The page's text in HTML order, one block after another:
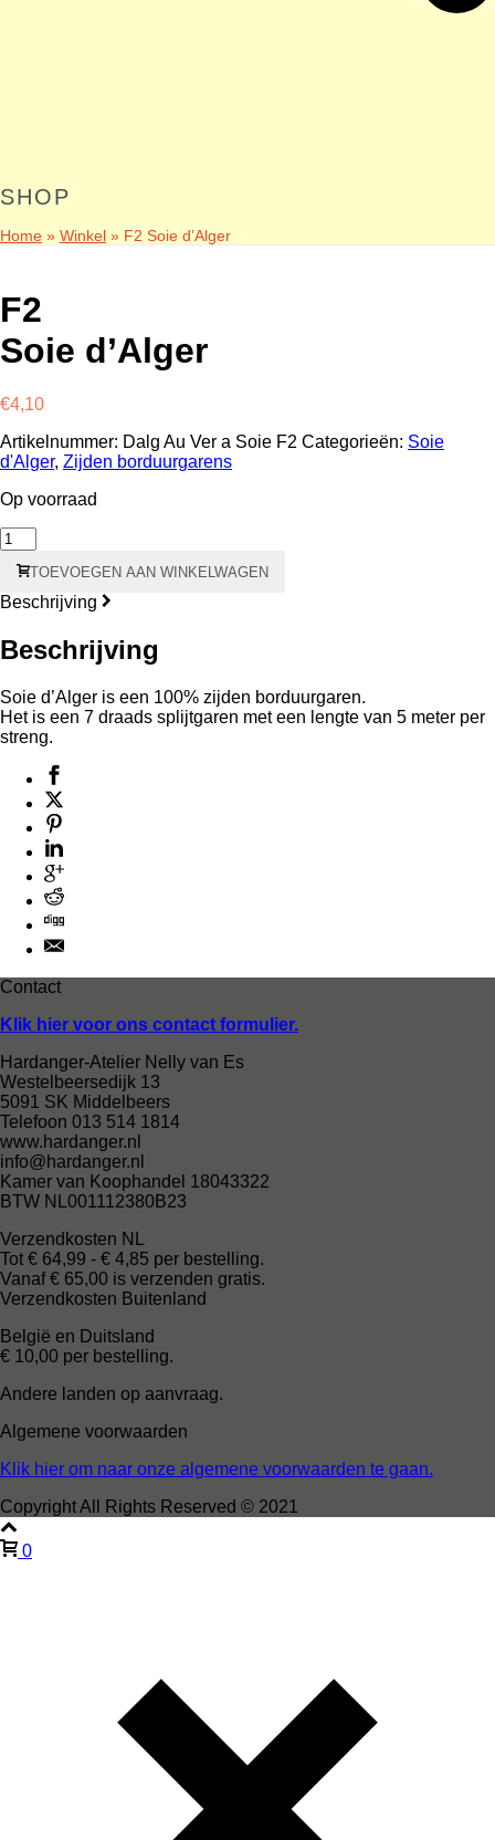
SHOP
Home » Winkel » F2 Soie d’Alger
F2
Soie d’Alger
€4,10
Artikelnummer: Dalg Au Ver a Soie F2 Categorieën: Soie
d'Alger, Zijden borduurgarens
Op voorraad
F2
Soie
d'Alger
aantal
TOEVOEGEN AAN WINKELWAGEN
Beschrijving
Beschrijving
Soie d’Alger is een 100% zijden borduurgaren.
Het is een 7 draads splijtgaren met een lengte van 5 meter per
streng.
Contact
Klik hier voor ons contact formulier.
Hardanger-Atelier Nelly van Es
Westelbeersedijk 13
5091 SK Middelbeers
Telefoon 013 514 1814
www.hardanger.nl
info@hardanger.nl
Kamer van Koophandel 18043322
BTW NL001112380B23
Verzendkosten NL
Tot € 64,99 - € 4,85 per bestelling.
Vanaf € 65,00 is verzenden gratis.
Verzendkosten Buitenland
België en Duitsland
€ 10,00 per bestelling.
Andere landen op aanvraag.
Algemene voorwaarden
Klik hier om naar onze algemene voorwaarden te gaan.
Copyright All Rights Reserved © 2021
0